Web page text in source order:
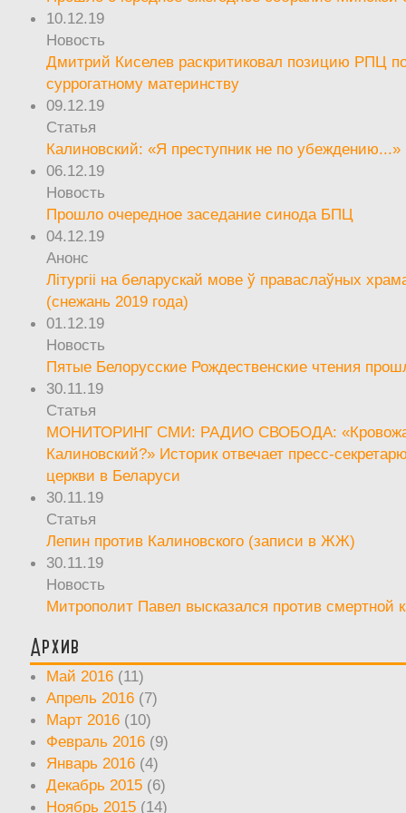
10.12.19
Новость
Дмитрий Киселев раскритиковал позицию РПЦ
суррогатному материнству
09.12.19
Статья
Калиновский: «Я преступник не по убеждению...»
06.12.19
Новость
Прошло очередное заседание синода БПЦ
04.12.19
Анонс
Літургіі на беларускай мове ў праваслаўных
(снежань 2019 года)
01.12.19
Новость
Пятые Белорусские Рождественские чтения
30.11.19
Статья
МОНИТОРИНГ СМИ: РАДИО СВОБОДА:
Калиновский?» Историк отвечает пресс-
церкви в Беларуси
30.11.19
Статья
Лепин против Калиновского (записи в ЖЖ)
30.11.19
Новость
Митрополит Павел высказался против смертной
Архив
Май 2016 (11)
Апрель 2016 (7)
Март 2016 (10)
Февраль 2016 (9)
Январь 2016 (4)
Декабрь 2015 (6)
Ноябрь 2015 (14)